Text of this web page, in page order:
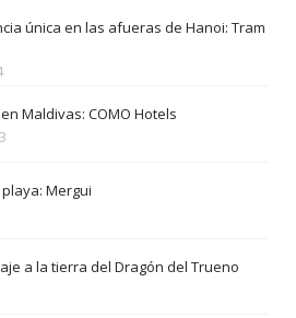
única en las afueras de Hanoi: Tram
Maldivas: COMO Hotels
Mergui
a la tierra del Dragón del Trueno